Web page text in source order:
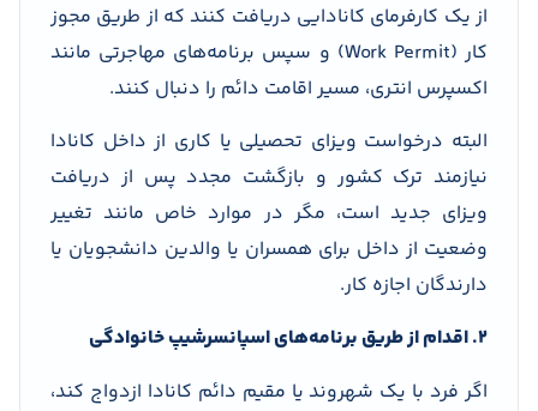
از یک کارفرمای کانادایی دریافت کنند که از طریق مجوز
کار (Work Permit) و سپس برنامه‌های مهاجرتی مانند
اکسپرس انتری، مسیر اقامت دائم را دنبال کنند.
البته درخواست ویزای تحصیلی یا کاری از داخل کانادا
نیازمند ترک کشور و بازگشت مجدد پس از دریافت
ویزای جدید است، مگر در موارد خاص مانند تغییر
وضعیت از داخل برای همسران یا والدین دانشجویان یا
دارندگان اجازه کار.
2. اقدام از طریق برنامه‌های اسپانسرشیپ خانوادگی
اگر فرد با یک شهروند یا مقیم دائم کانادا ازدواج کند،